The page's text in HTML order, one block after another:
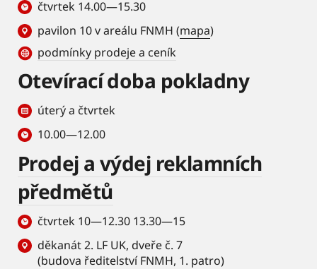
čtvrtek 14.00—15.30
pavilon 10 v areálu FNMH (mapa)
podmínky prodeje a ceník
Otevírací doba pokladny
úterý a čtvrtek
10.00—12.00
Prodej a výdej reklamních
předmětů
čtvrtek 10—12.30 13.30—15
děkanát 2. LF UK, dveře č. 7
(budova ředitelství FNMH, 1. patro)